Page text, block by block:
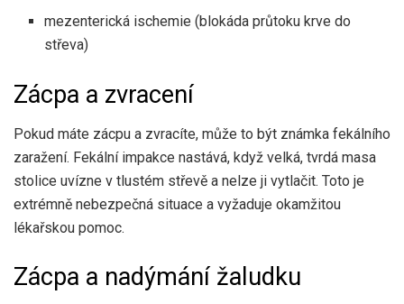
mezenterická ischemie (blokáda průtoku krve do
střeva)
Zácpa a zvracení
Pokud máte zácpu a zvracíte, může to být známka fekálního
zaražení. Fekální impakce nastává, když velká, tvrdá masa
stolice uvízne v tlustém střevě a nelze ji vytlačit. Toto je
extrémně nebezpečná situace a vyžaduje okamžitou
lékařskou pomoc.
Zácpa a nadýmání žaludku